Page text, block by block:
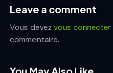
Leave a comment
Vous devezvous connecter
commentaire.